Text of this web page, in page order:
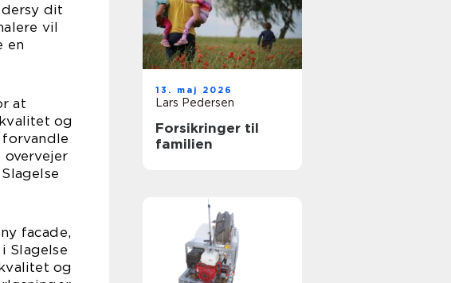
dit
vil
en
at
og
facade,
Slagelse
og
13. maj 2026
Lars Pedersen
Forsikringer til
familien